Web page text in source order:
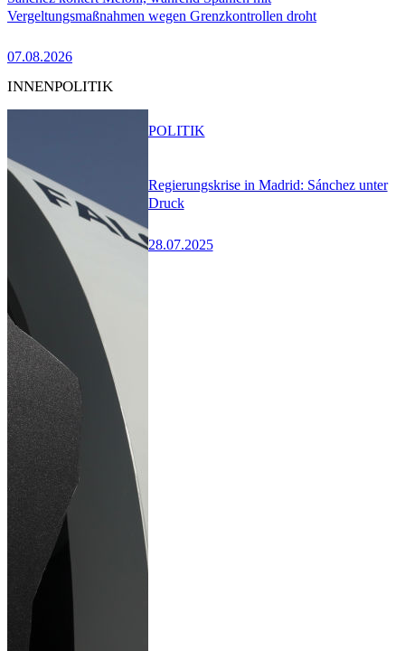
Vergeltungsmaßnahmen wegen Grenzkontrollen droht
07.08.2026
INNENPOLITIK
Regierungskrise in Madrid: Sánchez unter
Druck
28.07.2025
POLITIK